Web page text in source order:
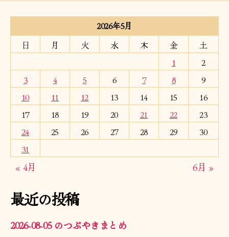
2026年5月
日
月 火 水 木 金
土
1
2
3
4 5 6 7 8
9
10
11 12 13 14 15
16
17
18 19 20 21 22
23
24
25 26 27 28 29
30
31
« 4月 6月 »
最近の投稿
2026-08-05 のつぶやきまとめ